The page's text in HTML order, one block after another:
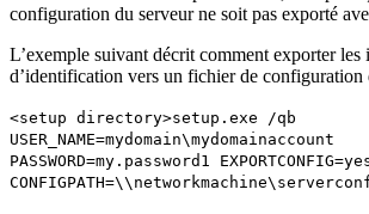
configuration du serveur ne soit pas exporté
L’exemple suivant décrit comment exporter les
d’identification vers un fichier de configuration
<setup directory>setup.exe /qb
USER_NAME=mydomain\mydomainaccount
PASSWORD=my.password1